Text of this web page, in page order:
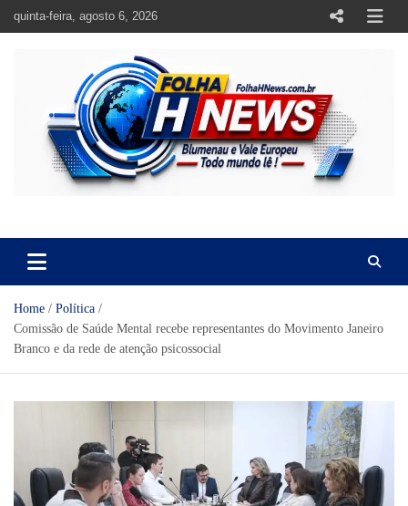
quinta-feira, agosto 6, 2026
Home
Política
Comissão de Saúde Mental recebe representantes do Movimento Janeiro
Branco e da rede de atenção psicossocial